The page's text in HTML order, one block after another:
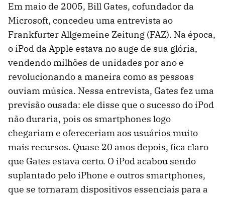
Em maio de 2005, Bill Gates, cofundador da
Microsoft, concedeu uma entrevista ao
Frankfurter Allgemeine Zeitung (FAZ). Na época,
o iPod da Apple estava no auge de sua glória,
vendendo milhões de unidades por ano e
revolucionando a maneira como as pessoas
ouviam música. Nessa entrevista, Gates fez uma
previsão ousada: ele disse que o sucesso do iPod
não duraria, pois os smartphones logo
chegariam e ofereceriam aos usuários muito
mais recursos. Quase 20 anos depois, fica claro
que Gates estava certo. O iPod acabou sendo
suplantado pelo iPhone e outros smartphones,
que se tornaram dispositivos essenciais para a